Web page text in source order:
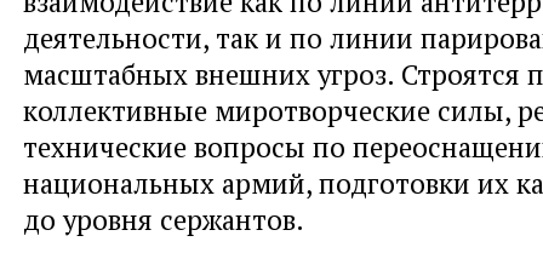
деятельности, так и по линии
масштабных внешних угроз. Строятся
коллективные миротворческие силы,
технические вопросы по
национальных армий, подготовки их
до уровня сержантов.